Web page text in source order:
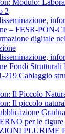
Modulo:
2
– FESR-PON-
digitale
Fondi Strutturali
219 Cablaggio
Il Piccolo
Il piccolo
per le
PLURIME